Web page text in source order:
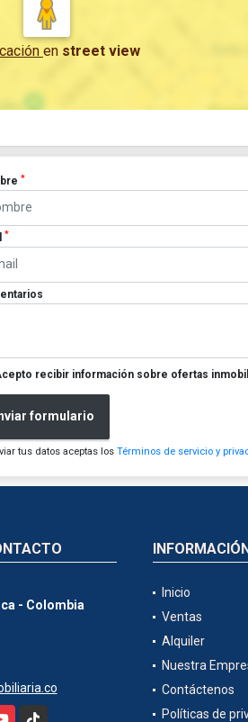
en street view
*
*
recibir información sobre ofertas
formulario
tus datos aceptas losTérminos de servicio y
- Colombia
TikTok
Inicio
Ventas
Alquiler
Nuestra
Contáctenos
Políticas de